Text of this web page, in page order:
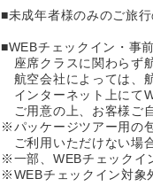
■未成年者様のみのご旅
■WEBチェックイン・事
座席クラスに関わらず
航空会社によっては、
インターネット上にて
ご用意の上、お客様ご
※パッケージツアー用の
ご利用いただけない場
※一部、WEBチェックイ
※WEBチェックイン対象